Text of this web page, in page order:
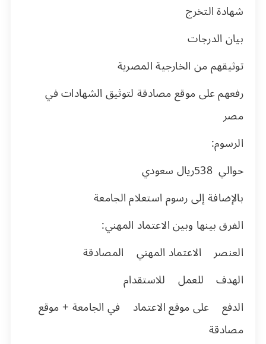
شهادة التخرج
بيان الدرجات
توثيقهم من الخارجية المصرية
رفعهم على موقع مصادقة لتوثيق الشهادات في
مصر
الرسوم:
حوالي 538ريال سعودي
بالإضافة إلى رسوم استعلام الجامعة
الفرق بينها وبين الاعتماد المهني:
العنصر الاعتماد المهني المصادقة
الهدف للعمل للاستقدام
الدفع على موقع الاعتماد في الجامعة + موقع
مصادقة